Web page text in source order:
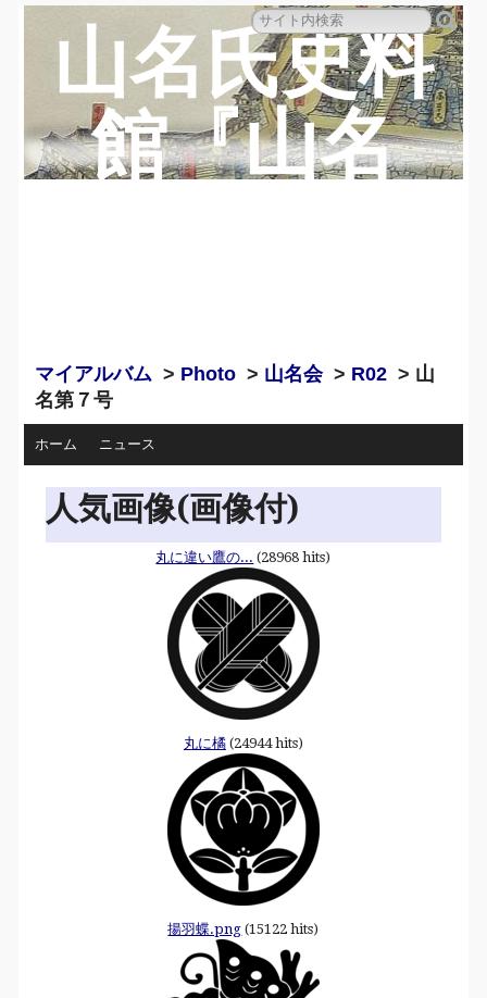
山名氏史料
館『山名
マイアルバム > Photo > 山名会> R02 > 山
名第７号
ホーム ニュース
人気画像(画像付)
丸に違い鷹の... (28968 hits)
丸に橘(24944 hits)
揚羽蝶.png (15122 hits)